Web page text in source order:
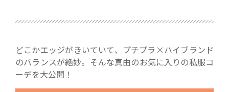
どこかエッジがきいていて、プチプラ×ハイブランド
のバランスが絶妙。そんな真由のお気に入りの私服コ
ーデを大公開！